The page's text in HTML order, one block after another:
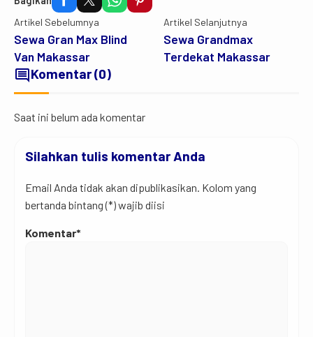
Artikel Sebelumnya
Sewa Gran Max Blind
Van Makassar
Artikel Selanjutnya
Sewa Grandmax
Terdekat Makassar
commentKomentar (0)
Saat ini belum ada komentar
Silahkan tulis komentar Anda
Email Anda tidak akan dipublikasikan. Kolom yang
bertanda bintang (*) wajib diisi
Komentar*